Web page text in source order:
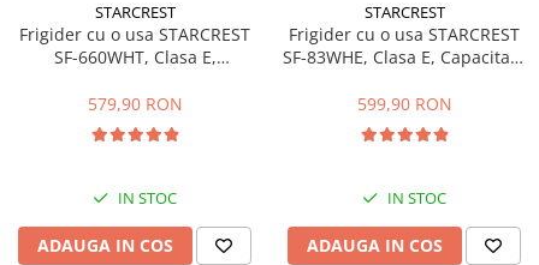
STARCREST
Frigider cu o usa STARCREST
SF-660WHT, Clasa E,
579,90 RON
IN STOC
ADAUGA IN COS
STARCREST
Frigider cu o usa STARCREST
SF-83WHE, Clasa E, Capacitate
Compartiment gheata, H 85
cm, Alb
599,90 RON
IN STOC
ADAUGA IN COS